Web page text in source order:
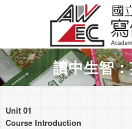
讀中生智
Unit 01
Course Introduction